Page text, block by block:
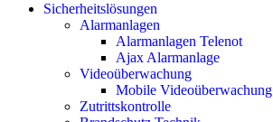
Sicherheitslösungen
Alarmanlagen
Alarmanlagen Telenot
Ajax Alarmanlage
Videoüberwachung
Mobile Videoüberwachung
Zutrittskontrolle